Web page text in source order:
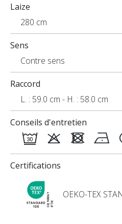
Laize
280 cm
Sens
Contre sens
Raccord
L. : 59.0 cm - H. : 58.0 cm
Conseils d'entretien
Certifications
OEKO-TEX